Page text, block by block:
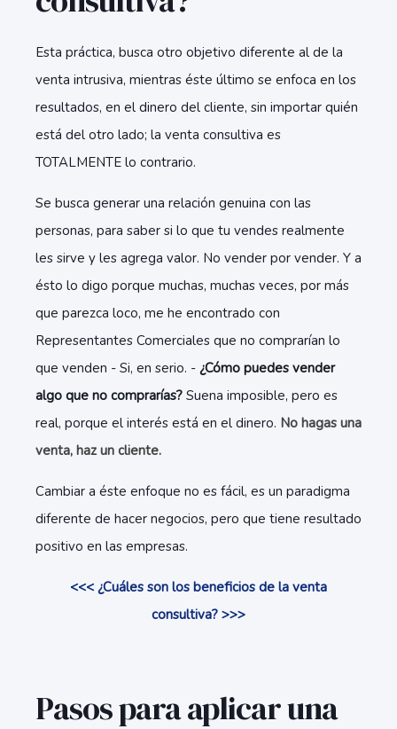
Esta práctica, busca otro objetivo diferente al de la
venta intrusiva, mientras éste último se enfoca en los
resultados, en el dinero del cliente, sin importar quién
está del otro lado; la venta consultiva es
TOTALMENTE lo contrario.
Se busca generar una relación genuina con las
personas, para saber si lo que tu vendes realmente
les sirve y les agrega valor. No vender por vender. Y a
ésto lo digo porque muchas, muchas veces, por más
que parezca loco, me he encontrado con
Representantes Comerciales que no comprarían lo
que venden - Si, en serio. - ¿Cómo puedes vender
algo que no comprarías? Suena imposible, pero es
real, porque el interés está en el dinero. No hagas una
venta, haz un cliente.
Cambiar a éste enfoque no es fácil, es un paradigma
diferente de hacer negocios, pero que tiene resultado
positivo en las empresas.
<<< ¿Cuáles son los beneficios de la venta
consultiva? >>>
Pasos para aplicar una